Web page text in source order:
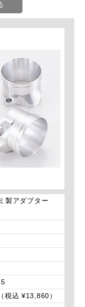
製アダプター
税込 ¥13,860）